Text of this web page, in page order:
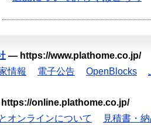
— https://www.plathome.co.jp/
情報 電子公告 OpenBlocks
https://online.plathome.co.jp/
オンラインについて 見積書・